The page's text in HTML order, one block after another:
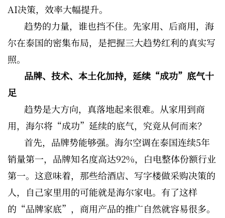
AI决策，效率大幅提升。
趋势的力量，谁也挡不住。先家用、后商用，海
尔在泰国的密集布局，是把握三大趋势红利的真实写
照。
品牌、技术、本土化加持，延续“成功”底气十
足
趋势是大方向，真落地起来很难。从家用到商
用，海尔将“成功”延续的底气，究竟从何而来？
首先，品牌势能够强。海尔空调在泰国连续5年
销量第一，品牌知名度高达92%，白电整体份额行业
第一。这意味着，那些给酒店、写字楼做采购决策的
人，自己家里用的可能就是海尔家电。有了这样
的“品牌家底”，商用产品的推广自然就容易很多。